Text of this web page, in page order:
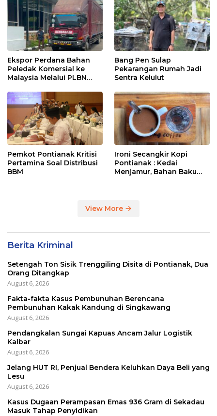
Ekspor Perdana Bahan
Peledak Komersial ke
Malaysia Melalui PLBN
Bang Pen Sulap
Pekarangan Rumah Jadi
Sentra Kelulut
Pemkot Pontianak Kritisi
Pertamina Soal Distribusi
BBM
Ironi Secangkir Kopi
Pontianak : Kedai
Menjamur, Bahan Baku
View More
Berita Kriminal
Setengah Ton Sisik Trenggiling Disita di Pontianak, Dua
Orang Ditangkap
August 6, 2026
Fakta-fakta Kasus Pembunuhan Berencana
Pembunuhan Kakak Kandung di Singkawang
August 6, 2026
Pendangkalan Sungai Kapuas Ancam Jalur Logistik
Kalbar
August 6, 2026
Jelang HUT RI, Penjual Bendera Keluhkan Daya Beli yang
Lesu
August 6, 2026
Kasus Dugaan Perampasan Emas 936 Gram di Sekadau
Masuk Tahap Penyidikan